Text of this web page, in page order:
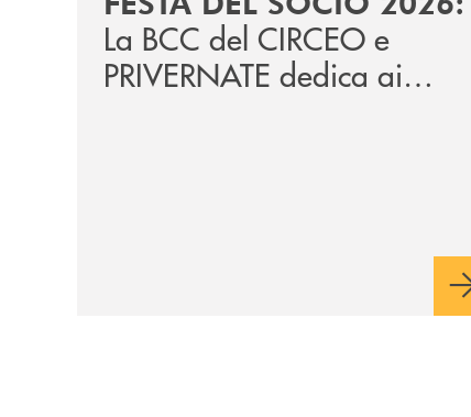
La BCC del CIRCEO e
PRIVERNATE dedica ai